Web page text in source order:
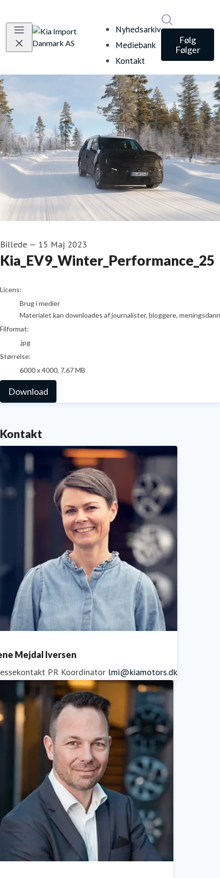
Nyhedsarkiv
Mediebank
Kontakt
Følg
Følger
Billede — 15 Maj 2023
Kia_EV9_Winter_Performance_25
go to media item
Licens:
Brug i medier
Materialet kan downloades af journalister, bloggere,
Filformat:
.jpg
Størrelse:
6000 x 4000, 7,67 MB
Download
Kontakt
Mejdal Iversen
PR Koordinator lmi@kiamotors.dk